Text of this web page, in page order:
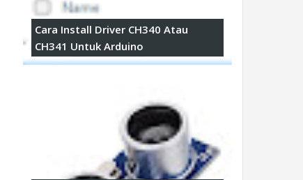
Cara Install Driver CH340 Atau
CH341 Untuk Arduino